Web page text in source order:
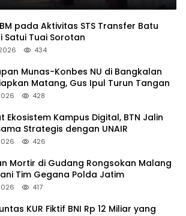
pada Aktivitas STS Transfer Batu
Satui Tuai Sorotan
434
Munas-Konbes NU di Bangkalan
Matang, Gus Ipul Turun Tangan
428
Ekosistem Kampus Digital, BTN Jalin
Strategis dengan UNAIR
426
Mortir di Gudang Rongsokan Malang
Tim Gegana Polda Jatim
417
KUR Fiktif BNI Rp 12 Miliar yang